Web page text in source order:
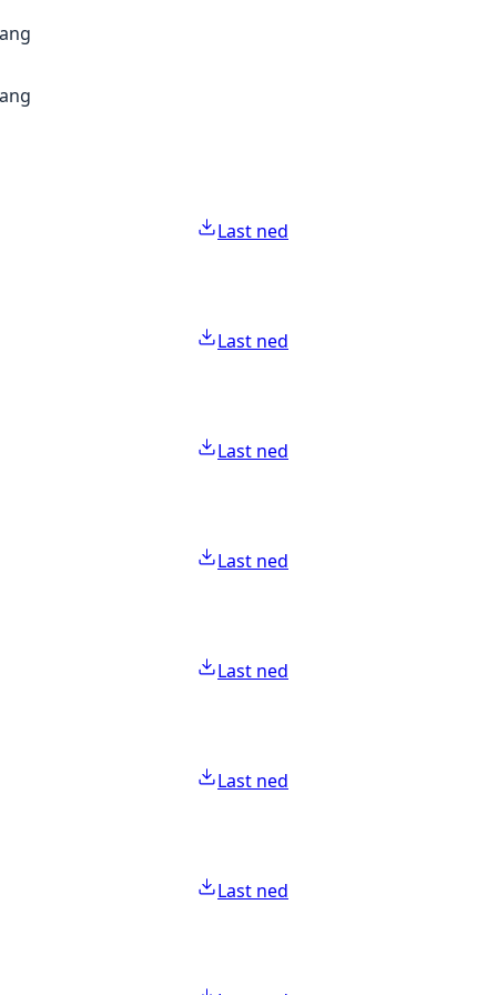
Last ned
Last ned
Last ned
Last ned
Last ned
Last ned
Last ned